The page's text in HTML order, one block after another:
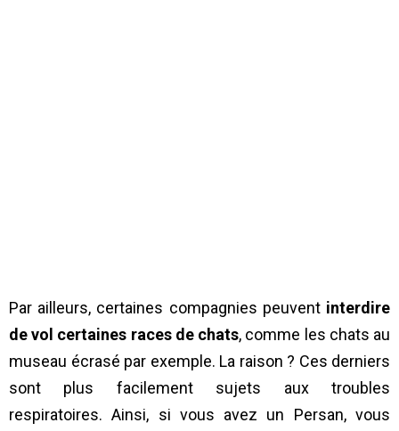
Par ailleurs, certaines compagnies peuvent interdire
de vol certaines races de chats, comme les chats au
museau écrasé par exemple. La raison ? Ces derniers
sont plus facilement sujets aux troubles
respiratoires. Ainsi, si vous avez un Persan, vous